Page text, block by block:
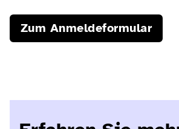
Zum Anmeldeformular